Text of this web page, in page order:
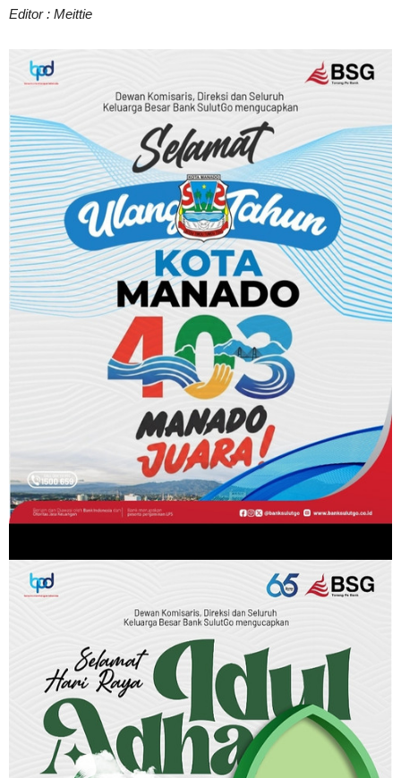
Editor : Meittie